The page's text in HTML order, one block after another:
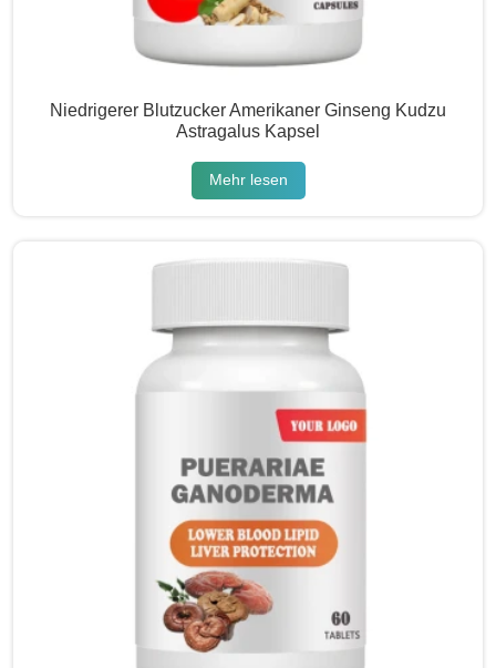
Niedrigerer Blutzucker Amerikaner Ginseng Kudzu
Astragalus Kapsel
Mehr lesen